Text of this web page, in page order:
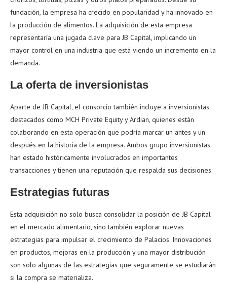
fundación, la empresa ha crecido en popularidad y ha innovado en
la producción de alimentos. La adquisición de esta empresa
representaría una jugada clave para JB Capital, implicando un
mayor control en una industria que está viendo un incremento en la
demanda.
La oferta de inversionistas
Aparte de JB Capital, el consorcio también incluye a inversionistas
destacados como MCH Private Equity y Ardian, quienes están
colaborando en esta operación que podría marcar un antes y un
después en la historia de la empresa. Ambos grupo inversionistas
han estado históricamente involucrados en importantes
transacciones y tienen una reputación que respalda sus decisiones.
Estrategias futuras
Esta adquisición no solo busca consolidar la posición de JB Capital
en el mercado alimentario, sino también explorar nuevas
estrategias para impulsar el crecimiento de Palacios. Innovaciones
en productos, mejoras en la producción y una mayor distribución
son solo algunas de las estrategias que seguramente se estudiarán
si la compra se materializa.